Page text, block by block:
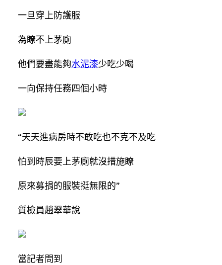
一旦穿上防護服
為瞭不上茅廁
他們要盡能夠水泥漆少吃少喝
一向保持任務四個小時
“天天進病房時不敢吃也不克不及吃
怕到時辰要上茅廁就沒措施瞭
原來募捐的服裝挺無限的”
質檢員趙翠華說
當記者問到